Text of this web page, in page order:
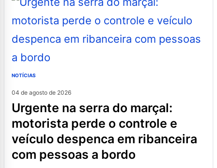
NOTÍCIAS
04 de agosto de 2026
urgente na serra do marçal:
motorista perde o controle e
veículo despenca em ribanceira
com pessoas a bordo